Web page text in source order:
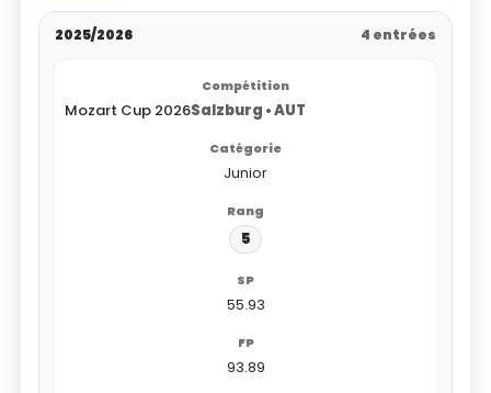
2025/2026 4 entrées
Mozart Cup 2026Salzburg • AUT
Junior
5
55.93
93.89